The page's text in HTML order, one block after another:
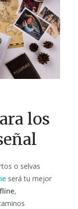
los
o selvas
será tu mejor
,